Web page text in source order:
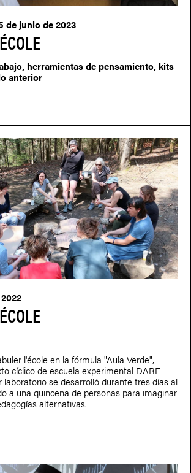
de junio de 2023
herramientas de pensamiento, kits
anterior
l'école en la fórmula "Aula Verde",
cíclico de escuela experimental DARE-
laboratorio se desarrolló durante tres días al
a una quincena de personas para imaginar
alternativas.